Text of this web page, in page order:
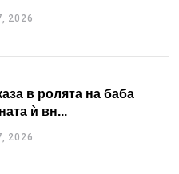
2026
в ролята на баба
ѝ вн...
2026